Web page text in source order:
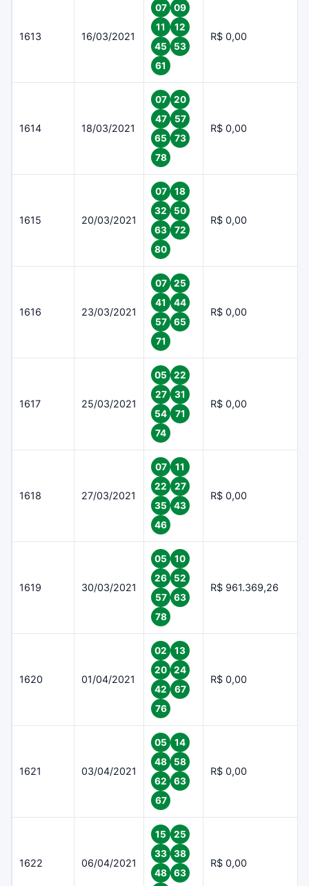
1613 16/03/2021
07
09
11
12
45
53
61
R$ 0,00
1614 18/03/2021
07
20
47
57
65
73
78
R$ 0,00
1615 20/03/2021
07
18
32
50
63
72
80
R$ 0,00
1616 23/03/2021
07
25
41
44
57
65
71
R$ 0,00
1617 25/03/2021
05
22
27
31
54
71
74
R$ 0,00
1618 27/03/2021
07
11
22
27
35
43
46
R$ 0,00
1619 30/03/2021
05
10
26
52
57
63
78
R$ 961.369,26
1620 01/04/2021
02
13
20
24
42
67
76
R$ 0,00
1621 03/04/2021
05
14
48
58
62
63
67
R$ 0,00
1622 06/04/2021
15
25
33
38
48
63
R$ 0,00